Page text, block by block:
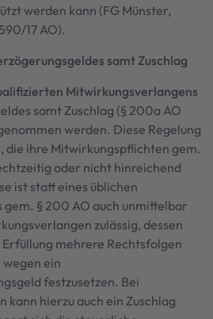
werden kann (FG Münster,
17 AO).
samt Zuschlag
Mitwirkungsverlangens
samt Zuschlag (§ 200a AO
werden. Diese Regelung
ihre Mitwirkungspflichten gem.
oder nicht hinreichend
ist statt eines üblichen
§ 200 AO auch unmittelbar
zulässig, dessen
mehrere Rechtsfolgen
wegen ein
festzusetzen. Bei
kann hierzu auch ein Zuschlag